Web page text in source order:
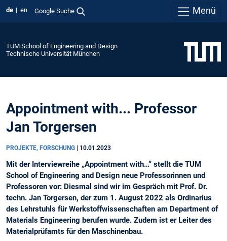
de en Google Suche Menü
TUM School of Engineering and Design
Technische Universität München
Appointment with... Professor
Jan Torgersen
PROJEKTE, FORSCHUNG 10.01.2023
Mit der Interviewreihe „Appointment with…“ stellt die TUM
School of Engineering and Design neue Professorinnen und
Professoren vor: Diesmal sind wir im Gespräch mit Prof. Dr.
techn. Jan Torgersen, der zum 1. August 2022 als Ordinarius
des Lehrstuhls für Werkstoffwissenschaften am Department of
Materials Engineering berufen wurde. Zudem ist er Leiter des
Materialprüfamts für den Maschinenbau.